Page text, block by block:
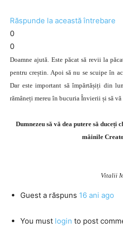
Răspunde la această întrebare
0
0
Doamne ajută. Este păcat să revii la
pentru creștin. Apoi să nu se scuipe în
Dar este important să împărtășiți din
rămâneți mereu în bucuria Învierii și să
Dumnezeu să vă dea putere să
mâinile
Vitalii
Guest a răspuns 16 ani ago
You must login to post